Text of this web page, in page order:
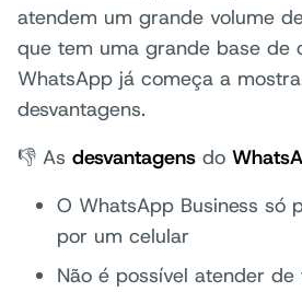
atendem um grande volume
que tem uma grande base de
WhatsApp já começa a
desvantagens.
👎 As desvantagens do
O WhatsApp Business só
por um celular
Não é possível atender de